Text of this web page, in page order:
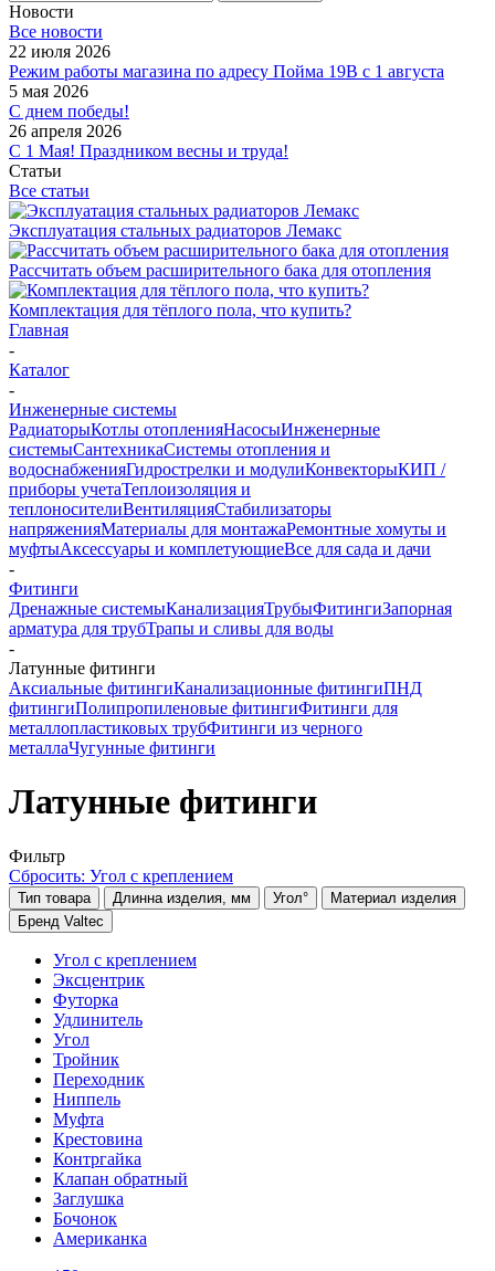
Новости
Все новости
22 июля 2026
Режим работы магазина по адресу Пойма 19В с 1 августа
5 мая 2026
С днем победы!
26 апреля 2026
С 1 Мая! Праздником весны и труда!
Статьи
Все статьи
Эксплуатация стальных радиаторов Лемакс
Рассчитать объем расширительного бака для отопления
Комплектация для тёплого пола, что купить?
Главная
-
Каталог
-
Инженерные системы
РадиаторыКотлы отопленияНасосыИнженерные
системыСантехникаСистемы отопления и
водоснабженияГидрострелки и модулиКонвекторыКИП /
приборы учетаТеплоизоляция и
теплоносителиВентиляцияСтабилизаторы
напряженияМатериалы для монтажаРемонтные хомуты и
муфтыАксессуары и комплетующиеВсе для сада и дачи
-
Фитинги
Дренажные системыКанализацияТрубыФитингиЗапорная
арматура для трубТрапы и сливы для воды
-
Латунные фитинги
Аксиальные фитингиКанализационные фитингиПНД
фитингиПолипропиленовые фитингиФитинги для
металлопластиковых трубФитинги из черного
металлаЧугунные фитинги
Латунные фитинги
Фильтр
Сбросить: Угол с креплением
Тип товара Длинна изделия, мм Угол°
Материал изделия
Бренд Valtec
Угол с креплением
Эксцентрик
Футорка
Удлинитель
Угол
Тройник
Переходник
Ниппель
Муфта
Крестовина
Контргайка
Клапан обратный
Заглушка
Бочонок
Американка